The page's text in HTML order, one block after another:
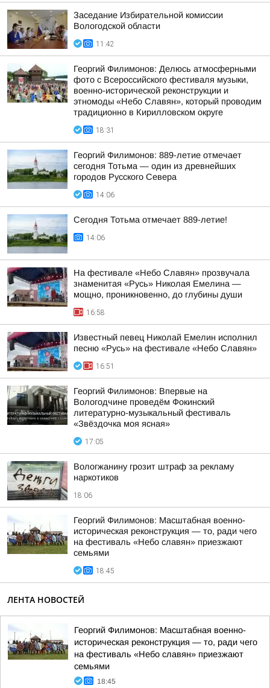
Заседание Избирательной комиссии
Вологодской области
11:42
Георгий Филимонов: Делюсь атмосферными
фото с Всероссийского фестиваля музыки,
военно-исторической реконструкции и
этномоды «Небо Славян», который проводим
традиционно в Кирилловском округе
18:31
Георгий Филимонов: 889-летие отмечает
сегодня Тотьма — один из древнейших
городов Русского Севера
14:06
Сегодня Тотьма отмечает 889-летие!
14:06
На фестивале «Небо Славян» прозвучала
знаменитая «Русь» Николая Емелина —
мощно, проникновенно, до глубины души
16:58
Известный певец Николай Емелин исполнил
песню «Русь» на фестивале «Небо Славян»
16:51
Георгий Филимонов: Впервые на
Вологодчине проведём Фокинский
литературно-музыкальный фестиваль
«Звёздочка моя ясная»
17:05
Вологжанину грозит штраф за рекламу
наркотиков
18:06
Георгий Филимонов: Масштабная военно-
историческая реконструкция — то, ради чего
на фестиваль «Небо славян» приезжают
семьями
18:45
ЛЕНТА НОВОСТЕЙ
Георгий Филимонов: Масштабная военно-
историческая реконструкция — то, ради чего
на фестиваль «Небо славян» приезжают
семьями
18:45